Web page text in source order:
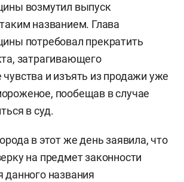
возмутил выпуск
названием. Глава
потребовал прекратить
затрагивающего
и изъять из продажи уже
пообещав в случае
в суд.
в этот же день заявила, что
на предмет законности
данного названия